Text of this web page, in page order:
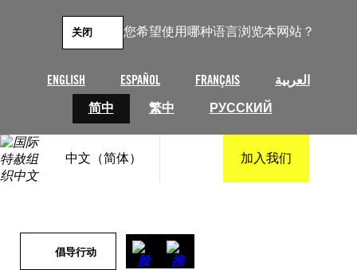
您希望使用哪种语言浏览本网站？
ENGLISH ESPAÑOL FRANÇAIS
العربية
简中
繁中 РУССКИЙ
关闭
中文（简体） 加入我们
倡导行动